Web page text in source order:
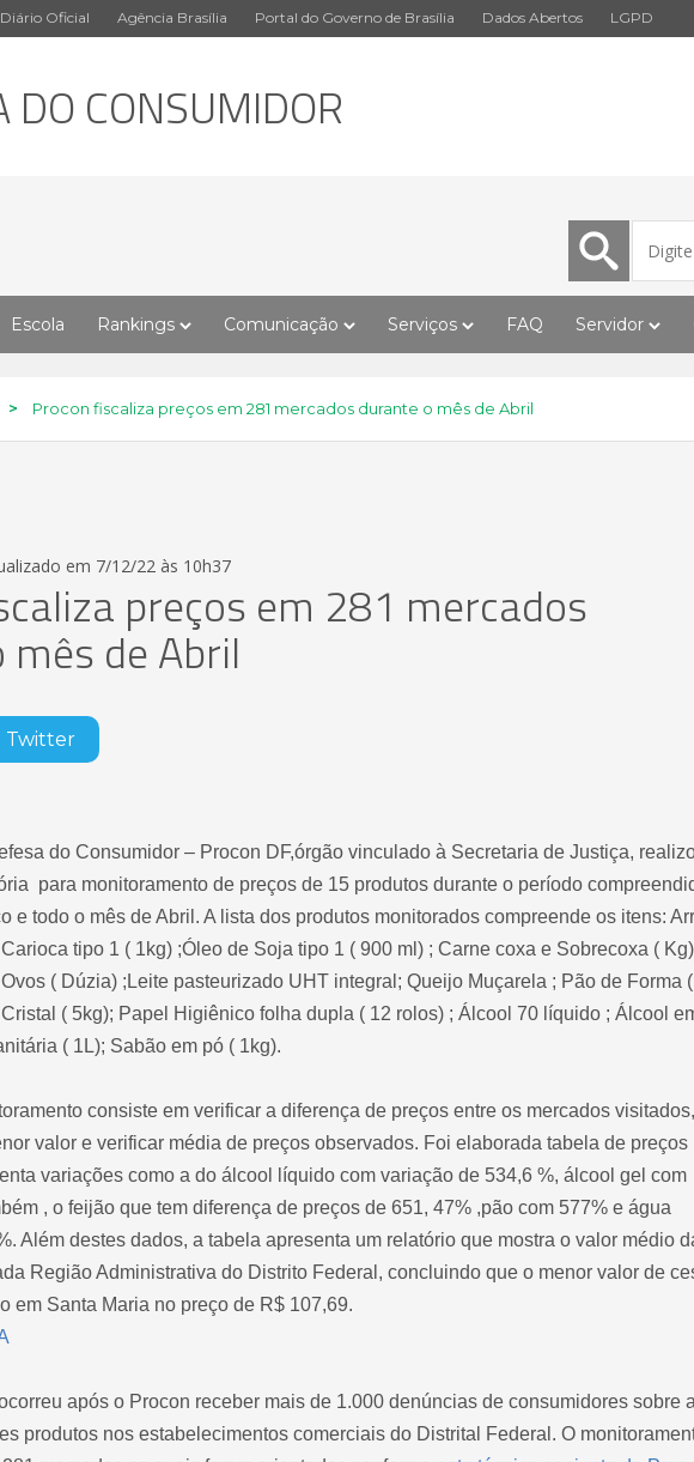
Diário Oficial Agência Brasília Portal do Governo de Brasília Dados Abertos LGPD
DO CONSUMIDOR
Escola Rankings Comunicação Serviços FAQ Servidor
> Procon fiscaliza preços em 281 mercados durante o mês de Abril
em 7/12/22 às 10h37
preços em 281 mercados
de Abril
Twitter
do Consumidor – Procon DF,órgão vinculado à Secretaria de Justiça,
para monitoramento de preços de 15 produtos durante o período
e todo o mês de Abril. A lista dos produtos monitorados compreende os itens:
tipo 1 ( 1kg) ;Óleo de Soja tipo 1 ( 900 ml) ; Carne coxa e Sobrecoxa (
( Dúzia) ;Leite pasteurizado UHT integral; Queijo Muçarela ; Pão de Forma (
( 5kg); Papel Higiênico folha dupla ( 12 rolos) ; Álcool 70 líquido ; Álcool
( 1L); Sabão em pó ( 1kg).
consiste em verificar a diferença de preços entre os mercados visitados,
valor e verificar média de preços observados. Foi elaborada tabela de preços
variações como a do álcool líquido com variação de 534,6 %, álcool gel com
, o feijão que tem diferença de preços de 651, 47% ,pão com 577% e água
Além destes dados, a tabela apresenta um relatório que mostra o valor médio
Região Administrativa do Distrito Federal, concluindo que o menor valor de
em Santa Maria no preço de R$ 107,69.
após o Procon receber mais de 1.000 denúncias de consumidores sobre a
produtos nos estabelecimentos comerciais do Distrital Federal. O